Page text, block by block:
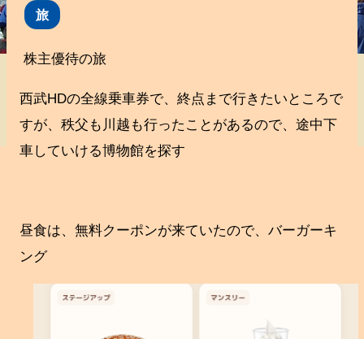
旅
株主優待の旅
西武HDの全線乗車券で、終点まで行きたいところで
すが、秩父も川越も行ったことがあるので、途中下
車していける博物館を探す
昼食は、無料クーポンが来ていたので、バーガーキ
ング